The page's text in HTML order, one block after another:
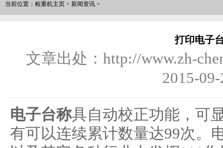
当前位置： 检重机主页 > 新闻资讯 >
打印电子
文章出处：http://www.zh-
2015-
电子台称具自动校正功能，可
有可以连续累计数量达99次。